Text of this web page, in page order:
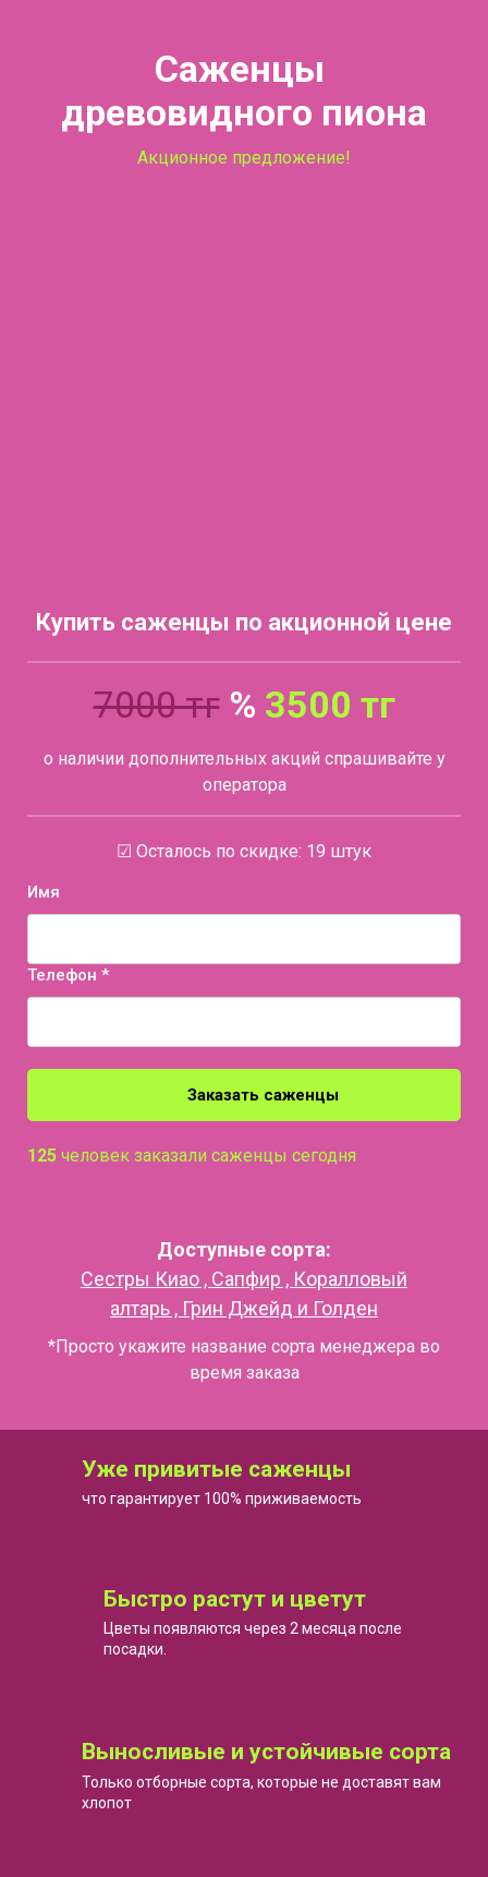
Саженцы
древовидного пиона
Акционное предложение!
Купить саженцы по акционной цене
7000 тг% 3500 тг
о наличии дополнительных акций спрашивайте у
оператора
☑ Осталось по скидке: 19 штук
Имя
Телефон *
Заказать саженцы
125 человек заказали саженцы сегодня
Доступные сорта:
Сестры Киао , Сапфир , Коралловый
алтарь , Грин Джейд и Голден
*Просто укажите название сорта менеджера во
время заказа
Уже привитые саженцы
что гарантирует 100% приживаемость
Быстро растут и цветут
Цветы появляются через 2 месяца после
посадки.
Выносливые и устойчивые сорта
Только отборные сорта, которые не доставят вам
хлопот